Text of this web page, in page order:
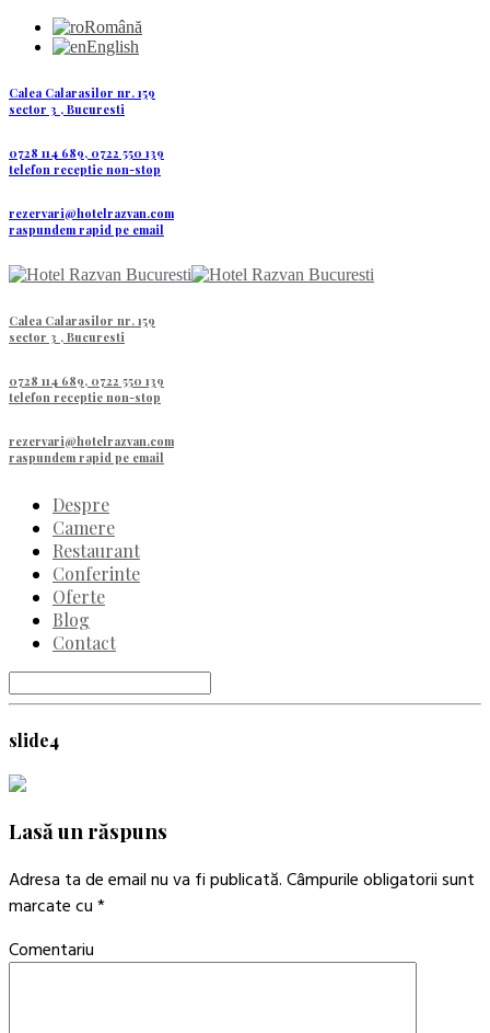
Română
English
Calea Calarasilor nr. 159
sector 3 , Bucuresti
0728 114 689, 0722 550 139
telefon receptie non-stop
rezervari@hotelrazvan.com
raspundem rapid pe email
Calea Calarasilor nr. 159
sector 3 , Bucuresti
0728 114 689, 0722 550 139
telefon receptie non-stop
rezervari@hotelrazvan.com
raspundem rapid pe email
Despre
Camere
Restaurant
Conferinte
Oferte
Blog
Contact
slide4
Lasă un răspuns
Adresa ta de email nu va fi publicată. Câmpurile obligatorii sunt
marcate cu *
Comentariu